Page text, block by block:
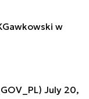
w
July 20,